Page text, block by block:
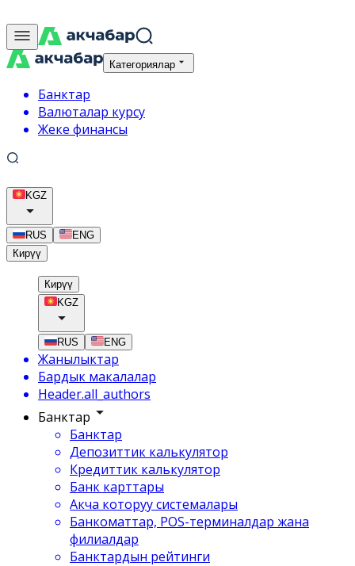
Категориялар
Банктар
Валюталар курсу
Жеке финансы
KGZ
RUS
ENG
Кирүү
Кирүү
KGZ
RUS ENG
Жанылыктар
Бардык макалалар
Header.all_authors
Банктар
Банктар
Депозиттик калькулятор
Кредиттик калькулятор
Банк карттары
Акча которуу системалары
Банкоматтар, POS-терминалдар жана
филиалдар
Банктардын рейтинги